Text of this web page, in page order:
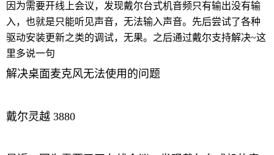
因为需要开线上会议，发现戴尔台式机音频只有输出没有输
入，也就是只能听见声音，无法输入声音。先后尝试了各种
驱动安装更新之类的调试，无果。之后通过戴尔支持解决~这
里多说一句
解决桌面麦克风无法使用的问题
戴尔灵越 3880